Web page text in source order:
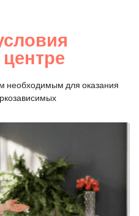
необходимым для оказания